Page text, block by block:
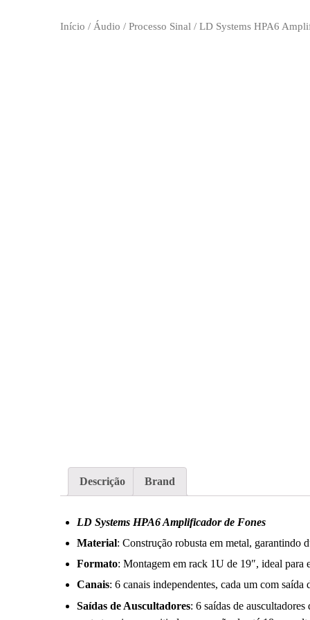
Início / Áudio / Processo Sinal / LD Systems HPA6
Descrição Brand
LD Systems HPA6 Amplificador de Fones
Material: Construção robusta em metal, garantindo
Formato: Montagem em rack 1U de 19″, ideal para
Canais: 6 canais independentes, cada um com
Saídas de Auscultadores: 6 saídas de